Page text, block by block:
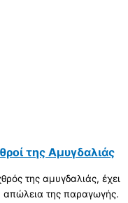
της Αμυγδαλιάς
της αµυγδαλιάς, έχει
απώλεια της παραγωγής.